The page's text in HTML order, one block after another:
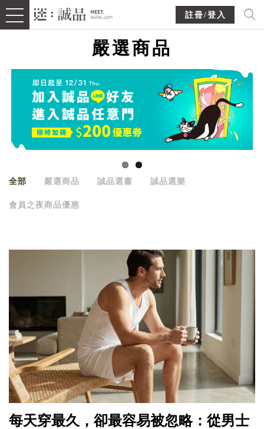
註冊/登入
嚴選商品
全部 嚴選商品 誠品選書 誠品選樂
會員之夜商品優惠
每天穿最久，卻最容易被忽略：從男士